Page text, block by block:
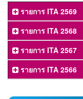
รายการ ITA 2569
รายการ ITA 2568
รายการ ITA 2567
รายการ ITA 2566